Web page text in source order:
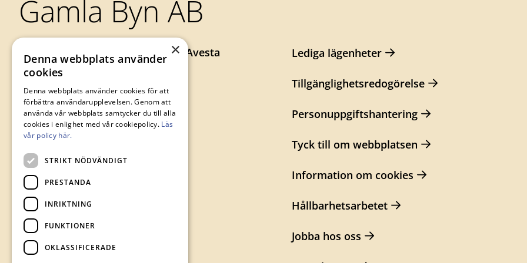
Gamla Byn AB
Axel Johnsons väg 73, 774 34 Avesta
0226-64 57 00
Lediga lägenheter
Tillgänglighetsredogörelse
Personuppgiftshantering
Tyck till om webbplatsen
Information om cookies
Hållbarhetsarbetet
Jobba hos oss
×
Denna webbplats använder
cookies
Denna webbplats använder cookies för att
förbättra användarupplevelsen. Genom att
använda vår webbplats samtycker du till alla
cookies i enlighet med vår cookiepolicy. Läs
vår policy här.
STRIKT NÖDVÄNDIGT
PRESTANDA
INRIKTNING
FUNKTIONER
OKLASSIFICERADE